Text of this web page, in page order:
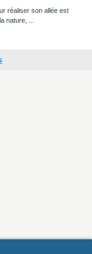
réaliser son allée est
nature, ...